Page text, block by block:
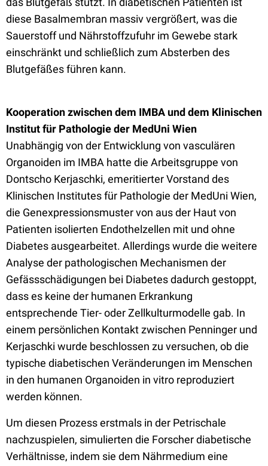
diese Basalmembran massiv vergrößert, was die
Sauerstoff und Nährstoffzufuhr im Gewebe stark
einschränkt und schließlich zum Absterben des
Blutgefäßes führen kann.
Kooperation zwischen dem IMBA und dem Klinischen
Institut für Pathologie der MedUni Wien
Unabhängig von der Entwicklung von vasculären
Organoiden im IMBA hatte die Arbeitsgruppe von
Dontscho Kerjaschki, emeritierter Vorstand des
Klinischen Institutes für Pathologie der MedUni Wien,
die Genexpressionsmuster von aus der Haut von
Patienten isolierten Endothelzellen mit und ohne
Diabetes ausgearbeitet. Allerdings wurde die weitere
Analyse der pathologischen Mechanismen der
Gefässschädigungen bei Diabetes dadurch gestoppt,
dass es keine der humanen Erkrankung
entsprechende Tier- oder Zellkulturmodelle gab. In
einem persönlichen Kontakt zwischen Penninger und
Kerjaschki wurde beschlossen zu versuchen, ob die
typische diabetischen Veränderungen im Menschen
in den humanen Organoiden in vitro reproduziert
werden können.
Um diesen Prozess erstmals in der Petrischale
nachzuspielen, simulierten die Forscher diabetische
Verhältnisse, indem sie dem Nährmedium eine